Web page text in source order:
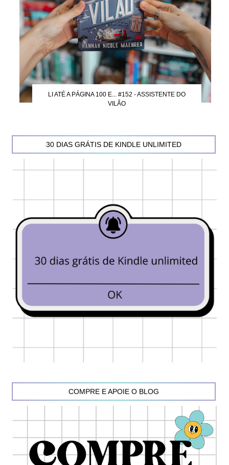
LI ATÉ A PÁGINA 100 E... #152 - ASSISTENTE DO
VILÃO
30 DIAS GRÁTIS DE KINDLE UNLIMITED
COMPRE E APOIE O BLOG